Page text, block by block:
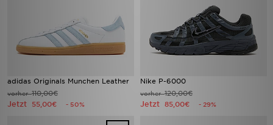
adidas Originals Munchen Leather
vorher110,00€
Jetzt 55,00€ - 50%
Nike P-6000
vorher120,00€
Jetzt 85,00€ - 29%